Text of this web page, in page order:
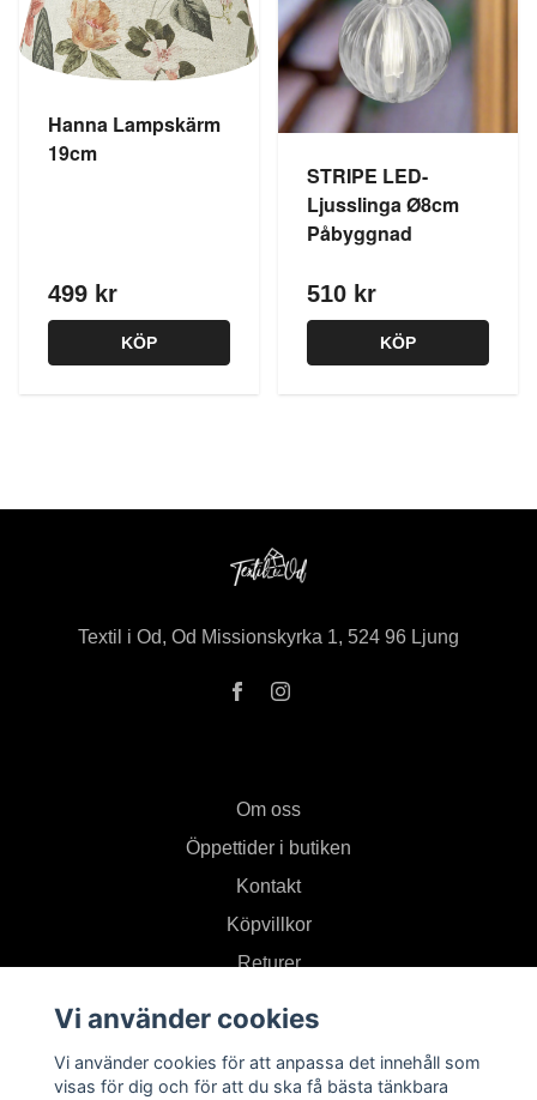
Hanna Lampskärm
19cm
499 kr
KÖP
STRIPE LED-
Ljusslinga Ø8cm
Påbyggnad
510 kr
KÖP
Textil i Od, Od Missionskyrka 1, 524 96 Ljung
Om oss
Öppettider i butiken
Kontakt
Köpvillkor
Returer
Prenumerera på vårt nyhetsbrev
Vi använder cookies
Vi använder cookies för att anpassa det innehåll som
visas för dig och för att du ska få bästa tänkbara